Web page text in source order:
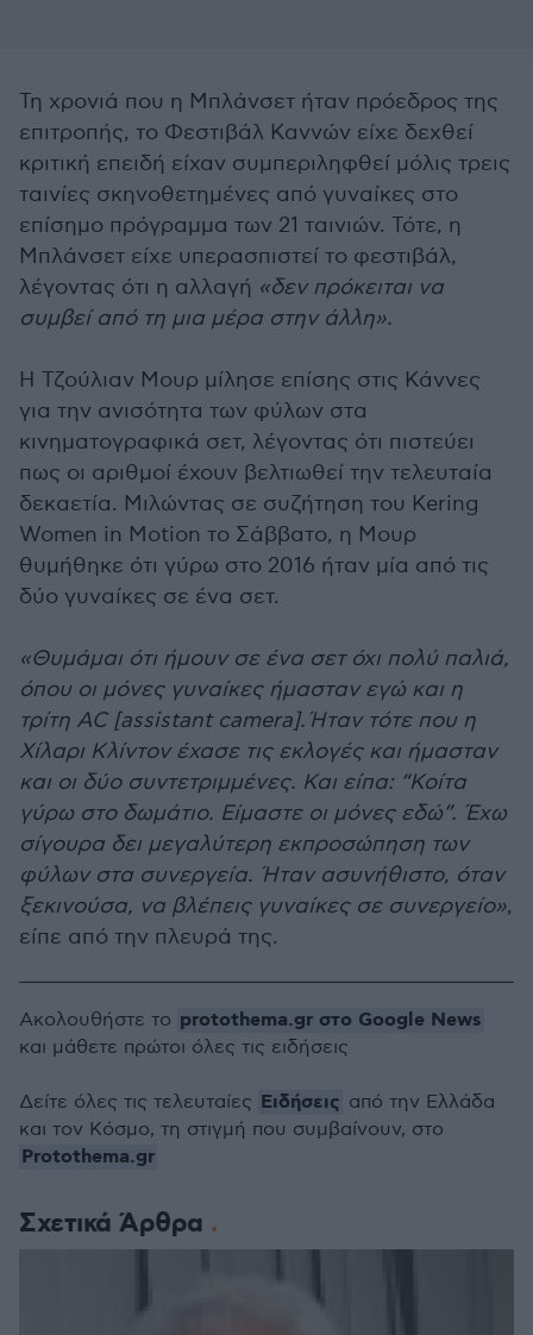
Τη χρονιά που η Μπλάνσετ ήταν πρόεδρος της
επιτροπής, το Φεστιβάλ Καννών είχε δεχθεί
κριτική επειδή είχαν συμπεριληφθεί μόλις τρεις
ταινίες σκηνοθετημένες από γυναίκες στο
επίσημο πρόγραμμα των 21 ταινιών. Τότε, η
Μπλάνσετ είχε υπερασπιστεί το φεστιβάλ,
λέγοντας ότι η αλλαγή «δεν πρόκειται να
συμβεί από τη μια μέρα στην άλλη».
Η Τζούλιαν Μουρ μίλησε επίσης στις Κάννες
για την ανισότητα των φύλων στα
κινηματογραφικά σετ, λέγοντας ότι πιστεύει
πως οι αριθμοί έχουν βελτιωθεί την τελευταία
δεκαετία. Μιλώντας σε συζήτηση του Kering
Women in Motion το Σάββατο, η Μουρ
θυμήθηκε ότι γύρω στο 2016 ήταν μία από τις
δύο γυναίκες σε ένα σετ.
«Θυμάμαι ότι ήμουν σε ένα σετ όχι πολύ παλιά,
όπου οι μόνες γυναίκες ήμασταν εγώ και η
τρίτη AC [assistant camera]. Ήταν τότε που η
Χίλαρι Κλίντον έχασε τις εκλογές και ήμασταν
και οι δύο συντετριμμένες. Και είπα: “Κοίτα
γύρω στο δωμάτιο. Είμαστε οι μόνες εδώ”. Έχω
σίγουρα δει μεγαλύτερη εκπροσώπηση των
φύλων στα συνεργεία. Ήταν ασυνήθιστο, όταν
ξεκινούσα, να βλέπεις γυναίκες σε συνεργείο»,
είπε από την πλευρά της.
Σχετικά Άρθρα
Ακολουθήστε το protothema.gr στο Google News
και μάθετε πρώτοι όλες τις ειδήσεις
Δείτε όλες τις τελευταίες Ειδήσεις από την Ελλάδα
και τον Κόσμο, τη στιγμή που συμβαίνουν, στο
Protothema.gr